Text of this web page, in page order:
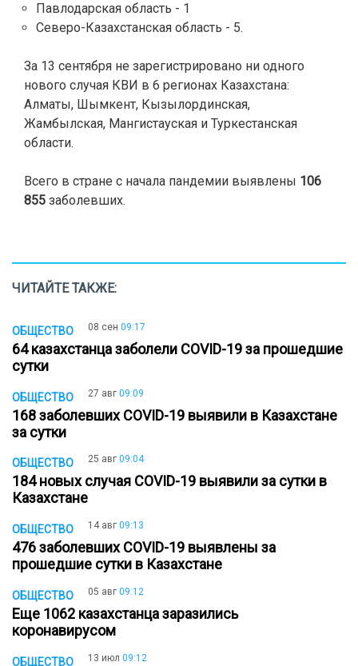
Павлодарская область - 1
Северо-Казахстанская область - 5.
За 13 сентября не зарегистрировано ни одного
нового случая КВИ в 6 регионах Казахстана:
Алматы, Шымкент, Кызылординская,
Жамбылская, Мангистауская и Туркестанская
области.
Всего в стране с начала пандемии выявлены 106
855 заболевших.
ЧИТАЙТЕ ТАКЖЕ:
ОБЩЕСТВО 08 сен 09:17
64 казахстанца заболели COVID-19 за прошедшие
сутки
ОБЩЕСТВО 27 авг 09:09
168 заболевших COVID-19 выявили в Казахстане
за сутки
ОБЩЕСТВО 25 авг 09:04
184 новых случая COVID-19 выявили за сутки в
Казахстане
ОБЩЕСТВО 14 авг 09:13
476 заболевших COVID-19 выявлены за
прошедшие сутки в Казахстане
ОБЩЕСТВО 05 авг 09:12
Еще 1062 казахстанца заразились
коронавирусом
ОБЩЕСТВО 13 июл 09:12